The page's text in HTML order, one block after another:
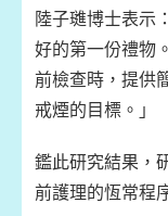
陸子璡博士表示
好的第一份禮物
前檢查時，提供
戒煙的目標。」
鑑此研究結果，
前護理的恆常程